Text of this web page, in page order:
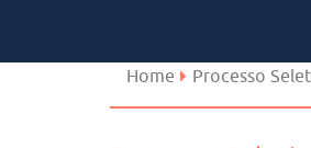
São
Home Processo